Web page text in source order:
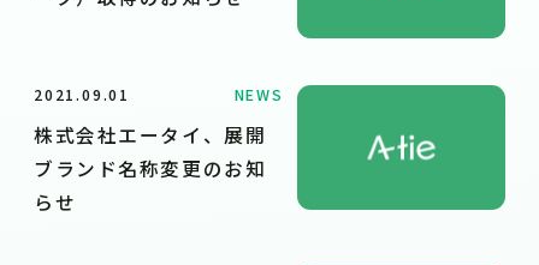
2021.09.01 NEWS
株式会社エータイ、展開
ブランド名称変更のお知
らせ